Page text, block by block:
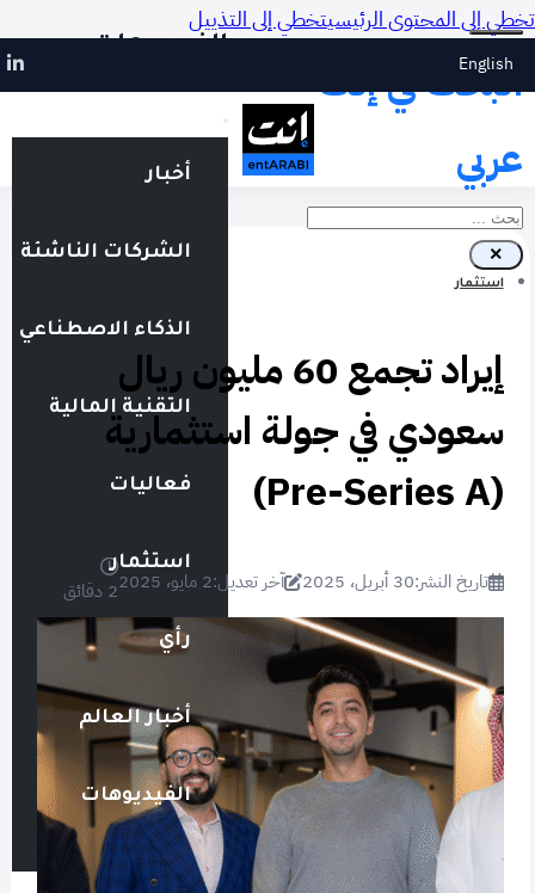
تخطي إلى المحتوى الرئيسيتخطي إلى التذييل
English
البحث في إنت
عربي
بحث
×
الفيديوهات
أخبار
الشركات الناشئة
الذكاء الاصطناعي
التقنية المالية
فعاليات
استثمار
رأي
أخبار العالم
الفيديوهات
استثمار
إيراد تجمع 60 مليون ريال
سعودي في جولة استثمارية
(Pre-Series A)
تاريخ النشر:30 أبريل، 2025 آخر تعديل:2 مايو، 2025 2 دقائق